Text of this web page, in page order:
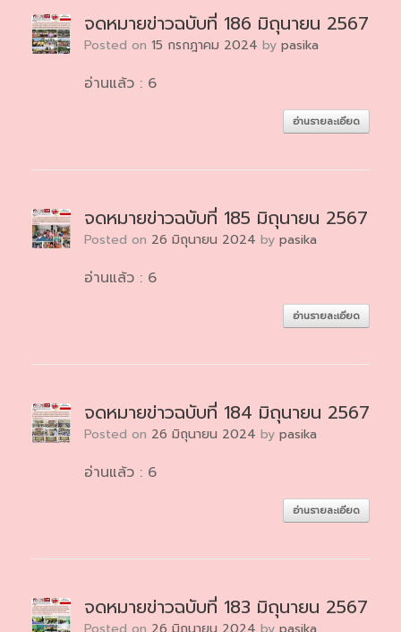
จดหมายข่าวฉบับที่ 186 มิถุนายน 2567
Posted on 15 กรกฎาคม 2024 by pasika
อ่านแล้ว : 6
อ่านรายละเอียด
จดหมายข่าวฉบับที่ 185 มิถุนายน 2567
Posted on 26 มิถุนายน 2024 by pasika
อ่านแล้ว : 6
อ่านรายละเอียด
จดหมายข่าวฉบับที่ 184 มิถุนายน 2567
Posted on 26 มิถุนายน 2024 by pasika
อ่านแล้ว : 6
อ่านรายละเอียด
จดหมายข่าวฉบับที่ 183 มิถุนายน 2567